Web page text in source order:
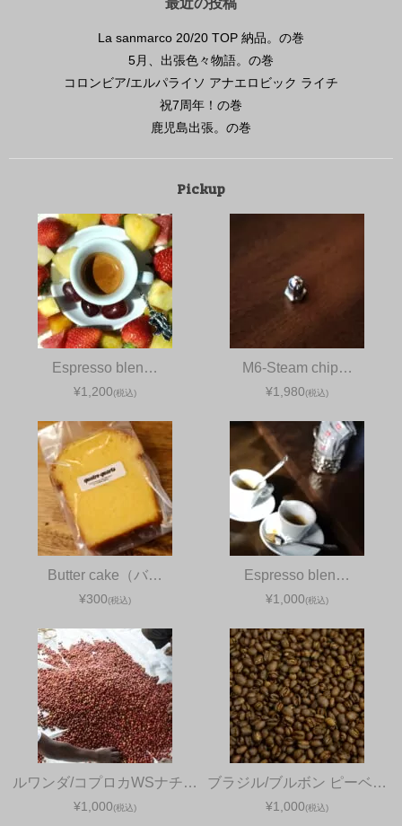
La sanmarco 20/20 TOP 納品。の巻
5月、出張色々物語。の巻
コロンビア/エルパライソ アナエロビック ライチ
祝7周年！の巻
鹿児島出張。の巻
Pickup
Espresso blen…
¥1,200(税込)
M6-Steam chip…
¥1,980(税込)
Butter cake（バ…
¥300(税込)
Espresso blen…
¥1,000(税込)
ルワンダ/コプロカWSナチ…
¥1,000(税込)
ブラジル/ブルボン ピーベ…
¥1,000(税込)